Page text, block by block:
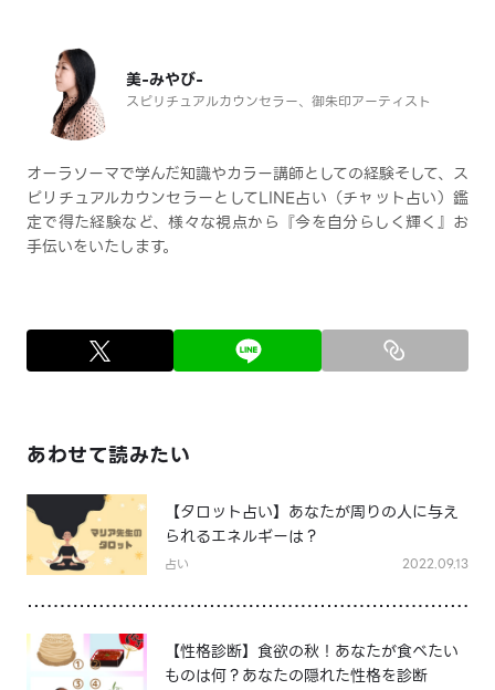
美-みやび-
スピリチュアルカウンセラー、御朱印アーティスト
オーラソーマで学んだ知識やカラー講師としての経験そして、ス
ピリチュアルカウンセラーとしてLINE占い（チャット占い）鑑
定で得た経験など、様々な視点から『今を自分らしく輝く』お
手伝いをいたします。
あわせて読みたい
【タロット占い】あなたが周りの人に与え
られるエネルギーは？
占い 2022.09.13
【性格診断】食欲の秋！あなたが食べたい
ものは何？あなたの隠れた性格を診断